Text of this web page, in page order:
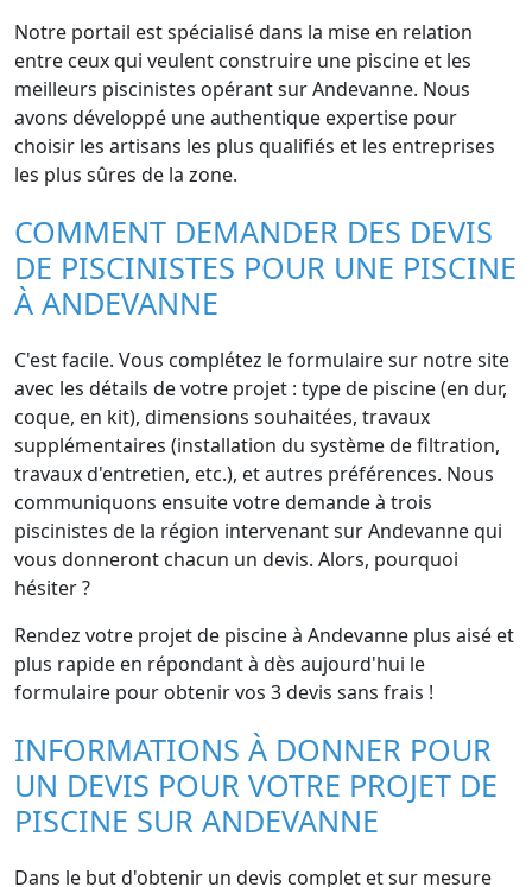
Notre portail est spécialisé dans la mise en relation
entre ceux qui veulent construire une piscine et les
meilleurs piscinistes opérant sur Andevanne. Nous
avons développé une authentique expertise pour
choisir les artisans les plus qualifiés et les entreprises
les plus sûres de la zone.
COMMENT DEMANDER DES DEVIS
DE PISCINISTES POUR UNE PISCINE
À ANDEVANNE
C'est facile. Vous complétez le formulaire sur notre site
avec les détails de votre projet : type de piscine (en dur,
coque, en kit), dimensions souhaitées, travaux
supplémentaires (installation du système de filtration,
travaux d'entretien, etc.), et autres préférences. Nous
communiquons ensuite votre demande à trois
piscinistes de la région intervenant sur Andevanne qui
vous donneront chacun un devis. Alors, pourquoi
hésiter ?
Rendez votre projet de piscine à Andevanne plus aisé et
plus rapide en répondant à dès aujourd'hui le
formulaire pour obtenir vos 3 devis sans frais !
INFORMATIONS À DONNER POUR
UN DEVIS POUR VOTRE PROJET DE
PISCINE SUR ANDEVANNE
Dans le but d'obtenir un devis complet et sur mesure